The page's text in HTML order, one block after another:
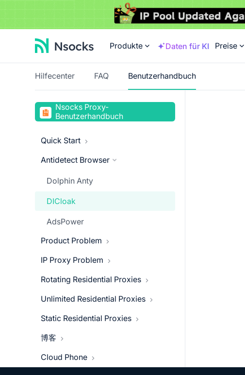
Produkte Daten für KI Preise
Hilfecenter FAQ Benutzerhandbuch
Nsocks Proxy-
Benutzerhandbuch
Quick Start
Purchase Proxy Tutorial
Antidetect Browser
Dolphin Anty
DICloak
AdsPower
Product Problem
Unable to log in due to abnormal
Is there a port count limit?
IP Proxy Problem
Detect IP validity
Rotating Residential Proxies
User & Pass Auth
Select Region
Session Control
Response Code
Unlimited Residential Proxies
User & Pass Auth
API Authentication
Static Residential Proxies
User Auth and Pass Authenticatio
博客
BitBrowser Configuration Proxies
Cloud Phone